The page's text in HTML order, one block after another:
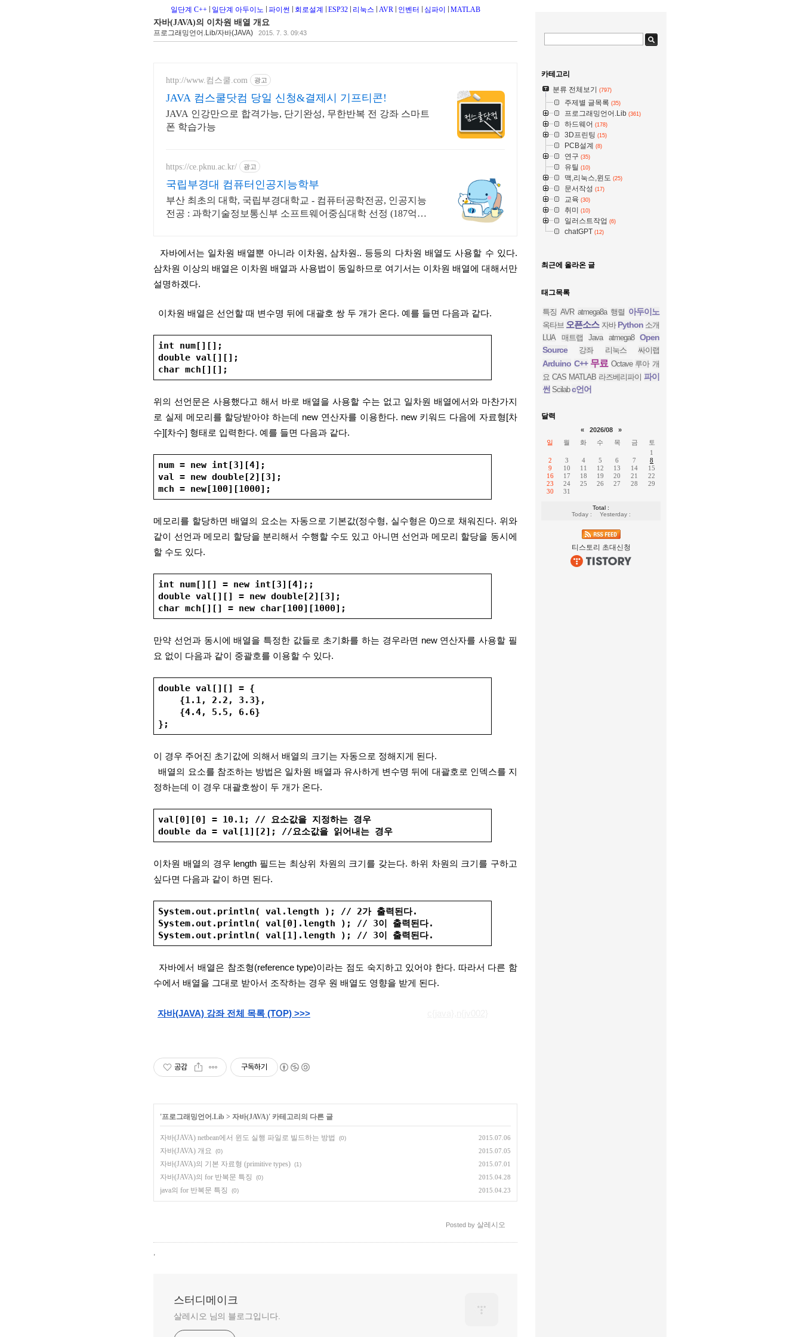
일단계 C++ 일단계 아두이노 파이썬 회로설계 ESP32 리눅스 AVR 인벤터 심파이 MATLAB
자바(JAVA)의 이차원 배열 개요
프로그래밍언어.Lib/자바(JAVA) 2015. 7. 3. 09:43
http://www.컴스쿨.com 광고
JAVA 컴스쿨닷컴 당일 신청&결제시 기프티콘!
JAVA 인강만으로 합격가능, 단기완성, 무한반복 전 강좌 스마트
폰 학습가능
https://ce.pknu.ac.kr/ 광고
국립부경대 컴퓨터인공지능학부
부산 최초의 대학, 국립부경대학교 - 컴퓨터공학전공, 인공지능
전공 : 과학기술정보통신부 소프트웨어중심대학 선정 (187억원
삼차원 이상의 배열은 이차원 배열과 사용법이 동일하므로 여기서는 이차원 배열에 대해서만
설명하겠다.
이차원 배열은 선언할 때 변수명 뒤에 대괄호 쌍 두 개가 온다. 예를 들면 다음과 같다.
int num[][];
double val[][];
char mch[][];
위의 선언문은 사용했다고 해서 바로 배열을 사용할 수는 없고 일차원 배열에서와 마찬가지
로 실제 메모리를 할당받아야 하는데 new 연산자를 이용한다. new 키워드 다음에 자료형[차
수][차수] 형태로 입력한다. 예를 들면 다음과 같다.
num = new int[3][4];
val = new double[2][3];
mch = new[100][1000];
메모리를 할당하면 배열의 요소는 자동으로 기본값(정수형, 실수형은 0)으로 채워진다. 위와
같이 선언과 메모리 할당을 분리해서 수행할 수도 있고 아니면 선언과 메모리 할당을 동시에
할 수도 있다.
int num[][] = new int[3][4];;
double val[][] = new double[2][3];
char mch[][] = new char[100][1000];
만약 선언과 동시에 배열을 특정한 값들로 초기화를 하는 경우라면 new 연산자를 사용할 필
요 없이 다음과 같이 중괄호를 이용할 수 있다.
double val[][] = {
{1.1, 2.2, 3.3},
{4.4, 5.5, 6.6}
};
이 경우 주어진 초기값에 의해서 배열의 크기는 자동으로 정해지게 된다.
정하는데 이 경우 대괄호쌍이 두 개가 온다.
val[0][0] = 10.1; // 요소값을 지정하는 경우
double da = val[1][2]; //요소값을 읽어내는 경우
이차원 배열의 경우 length 필드는 최상위 차원의 크기를 갖는다. 하위 차원의 크기를 구하고
싶다면 다음과 같이 하면 된다.
System.out.println( val.length ); // 2가 출력된다.
System.out.println( val[0].length ); // 3이 출력된다.
System.out.println( val[1].length ); // 3이 출력된다.
수에서 배열을 그대로 받아서 조작하는 경우 원 배열도 영향을 받게 된다.
자바(JAVA) 강좌 전체 목록 (TOP) >>>
공감 구독하기
'프로그래밍언어.Lib > 자바(JAVA)' 카테고리의 다른 글
자바(JAVA) netbean에서 윈도 실행 파일로 빌드하는 방법 (0) 2015.07.06
자바(JAVA) 개요 (0) 2015.07.05
자바(JAVA)의 기본 자료형 (primitive types) (1) 2015.07.01
자바(JAVA)의 for 반복문 특징 (0) 2015.04.28
java의 for 반복문 특징 (0) 2015.04.23
Posted by 살레시오
,
스터디메이크
살레시오 님의 블로그입니다.
카테고리
분류 전체보기 (797)
주제별 글목록 (35)
프로그래밍언어.Lib (361)
하드웨어 (178)
3D프린팅 (15)
PCB설계 (8)
연구 (35)
유틸 (10)
맥,리눅스,윈도 (25)
문서작성 (17)
교육 (30)
취미 (10)
일러스트작업 (6)
chatGPT (12)
최근에 올라온 글
태그목록
특징 AVR atmega8a 행렬 아두이노
옥타브 오픈소스 자바 Python 소개
LUA
매트랩 Java atmega8
Open
Source
강좌 리눅스 싸이랩
Arduino C++ 무료 Octave 루아 개
요 CAS MATLAB 라즈베리파이 파이
썬 Scilab c언어
달력
« 2026/08
»
일
월 화 수 목 금
토
1
2
3 4 5 6 7
8
9
10 11 12 13 14
15
16
17 18 19 20 21
22
23
24 25 26 27 28
29
30
31
Total :
Today :
Yesterday :
티스토리 초대신청